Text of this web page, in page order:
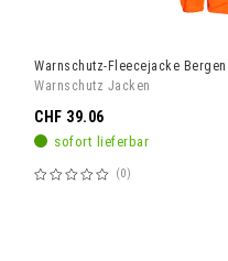
Warnschutz-Fleecejacke Bergen
Warnschutz Jacken
sofort lieferbar
Bewertung:
0
CHF 39.06